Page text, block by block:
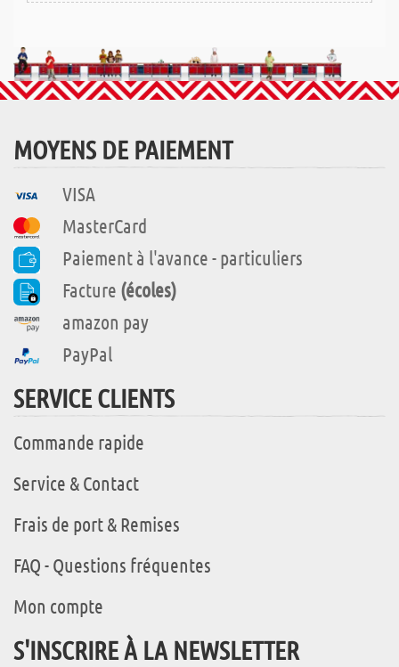
MOYENS DE PAIEMENT
VISA
MasterCard
Paiement à l'avance - particuliers
Facture (écoles)
amazon pay
PayPal
SERVICE CLIENTS
Commande rapide
Service & Contact
Frais de port & Remises
FAQ - Questions fréquentes
Mon compte
S'INSCRIRE À LA NEWSLETTER